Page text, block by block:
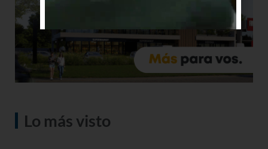
Lo más visto